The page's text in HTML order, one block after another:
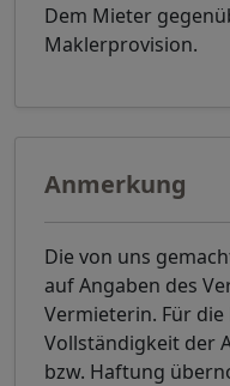
Dem Mieter
Maklerprovision.
Anmerkung
Die von uns
auf Angaben des
Vermieterin. Für
Vollständigkeit der
bzw. Haftung